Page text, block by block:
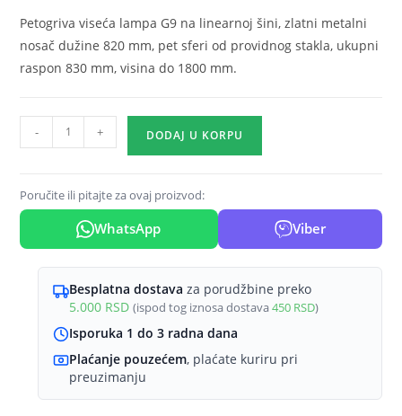
Petogriva viseća lampa G9 na linearnoj šini, zlatni metalni
nosač dužine 820 mm, pet sferi od providnog stakla, ukupni
raspon 830 mm, visina do 1800 mm.
lampa
zlatna,
linearna
šina
sferama
providnog
stakla
S002
- + DODAJ U KORPU
Poručite ili pitajte za ovaj proizvod:
WhatsApp Viber
Besplatna dostava za porudžbine preko
5.000 RSD (ispod tog iznosa dostava450 RSD)
Isporuka 1 do 3 radna dana
Plaćanje pouzećem, plaćate kuriru pri
preuzimanju